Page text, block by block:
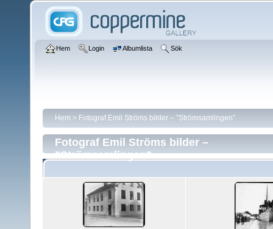
Hem Login Albumlista Sök
Hem > Fotograf Emil Ströms bilder – ”Strömsamlingen”
Fotograf Emil Ströms bilder –
”Strömsamlingen”